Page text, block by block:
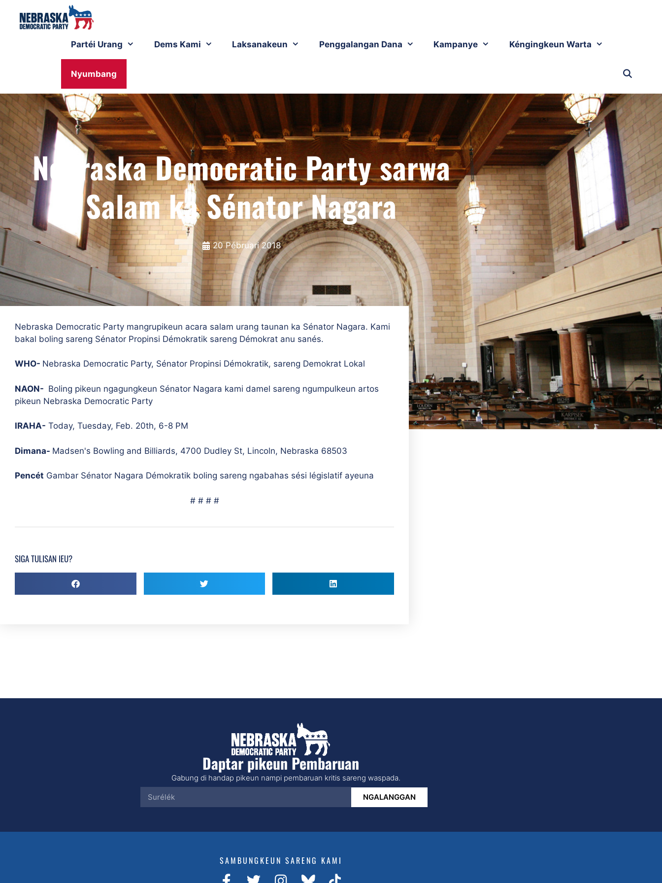
Partéi Urang Dems Kami Laksanakeun Penggalangan Dana Kampanye Kéngingkeun Warta
Nyumbang
Nebraska Democratic Party sarwa
Salam ka Sénator Nagara
20 Pébruari 2018
Nebraska Democratic Party mangrupikeun acara salam urang taunan ka Sénator Nagara. Kami
bakal boling sareng Sénator Propinsi Démokratik sareng Démokrat anu sanés.
WHO- Nebraska Democratic Party, Sénator Propinsi Démokratik, sareng Demokrat Lokal
NAON- Boling pikeun ngagungkeun Sénator Nagara kami damel sareng ngumpulkeun artos
pikeun Nebraska Democratic Party
IRAHA- Today, Tuesday, Feb. 20th, 6-8 PM
Dimana- Madsen's Bowling and Billiards, 4700 Dudley St, Lincoln, Nebraska 68503
Pencét Gambar Sénator Nagara Démokratik boling sareng ngabahas sési législatif ayeuna
# # # #
SIGA TULISAN IEU?
Daptar pikeun Pembaruan
Gabung di handap pikeun nampi pembaruan kritis sareng waspada.
NGALANGGAN
SAMBUNGKEUN SARENG KAMI